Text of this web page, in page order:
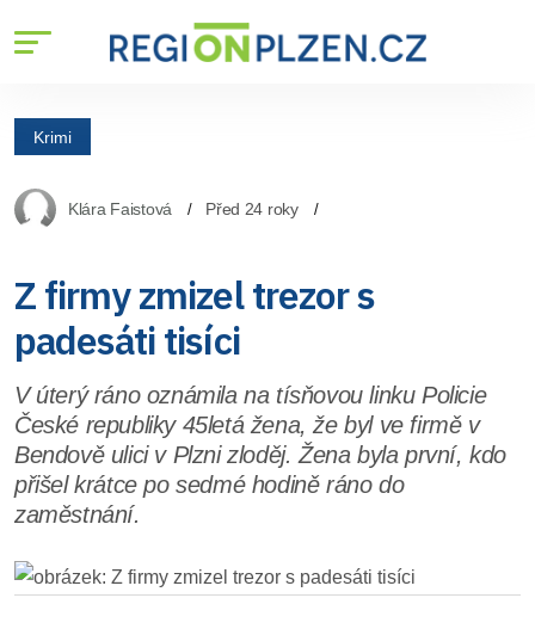
Krimi
Klára Faistová Před 24 roky
Z firmy zmizel trezor s
padesáti tisíci
V úterý ráno oznámila na tísňovou linku Policie
České republiky 45letá žena, že byl ve firmě v
Bendově ulici v Plzni zloděj. Žena byla první, kdo
přišel krátce po sedmé hodině ráno do
zaměstnání.